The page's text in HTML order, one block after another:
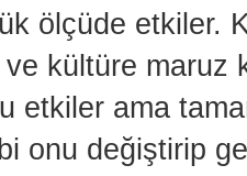
ölçüde etkiler.
kültüre maruz
etkiler ama
onu değiştirip